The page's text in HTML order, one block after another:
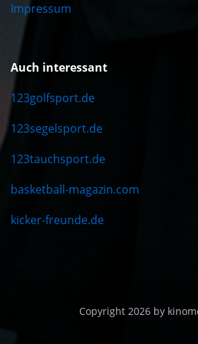
Impressum
Auch interessant
123golfsport.de
123segelsport.de
123tauchsport.de
basketball-magazin.com
kicker-freunde.de
Copyright 2026 by